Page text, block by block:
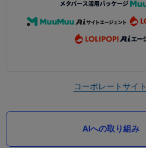
コーポレートサイト
AIへの取り組み